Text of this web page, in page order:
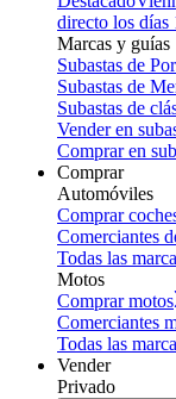
directo los días
Marcas y guías
Subastas de
Subastas de
Subastas de
Vender en
Comprar en
Comprar
Automóviles
Comprar
Comerciantes
Todas las
Motos
Comprar motos
Comerciantes
Todas las
Vender
Privado